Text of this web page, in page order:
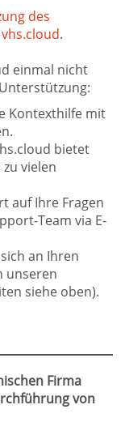
des
.
einmal nicht
Kontexthilfe mit
bietet
vielen
auf Ihre Fragen
Team via E-
an Ihren
unseren
siehe oben).
Firma
von